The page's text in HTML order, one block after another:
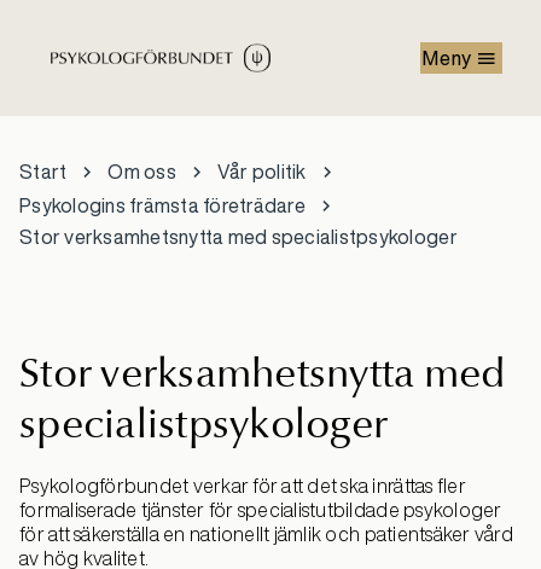
Meny
Start Om oss
Vår politik
Psykologins främsta företrädare
Stor verksamhetsnytta med specialistpsykologer
Stor verksamhetsnytta med
specialistpsykologer
Psykologförbundet verkar för att det ska inrättas fler
formaliserade tjänster för specialistutbildade psykologer
för att säkerställa en nationellt jämlik och patientsäker vård
av hög kvalitet.